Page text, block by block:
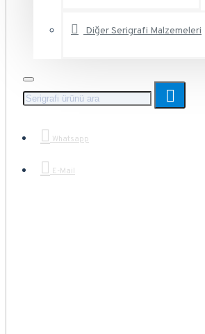
Diğer Serigrafi Malzemeleri
Whatsapp
E-Mail